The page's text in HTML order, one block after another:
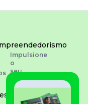
Impulsione
o
seu
negócio